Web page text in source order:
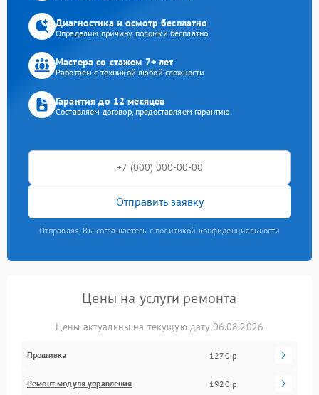
Диагностика и осмотр бесплатно
Определим причину поломки бесплатно
Мастера со стажем 7+ лет
Работаем с техникой любой сложности
Гарантия до 12 месяцев
Составляем договор, предоставляем гарантию
Отправить заявку
Отправляя, Вы соглашаетесь с политикой конфиденциальности
Цены на услуги ремонта
Цены актуальны на текущую дату 06.08.2026
Прошивка 1270 р
Ремонт модуля управления 1920 р